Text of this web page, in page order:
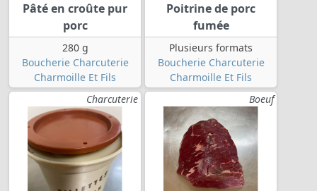
Pâté en croûte pur
porc
280 g
Boucherie Charcuterie
Charmoille Et Fils
Poitrine de porc
fumée
Plusieurs formats
Boucherie Charcuterie
Charmoille Et Fils
Charcuterie
Boeuf